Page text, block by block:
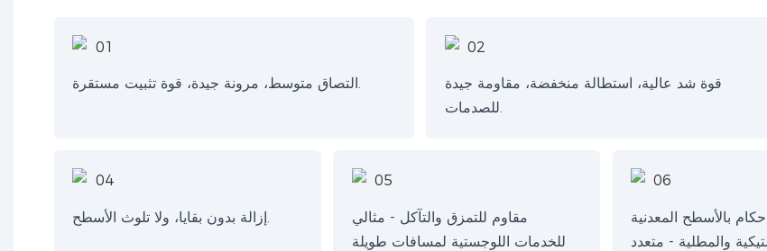
التصاق متوسط، مرونة جيدة، قوة تثبيت مستقرة.
قوة شد عالية، استطالة منخفضة، مقاومة جيدة
للصدمات.
مقاوم للتمزق والتآكل - مثالي
للخدمات اللوجستية لمسافات طويلة
بالأسطح المعدنية
والمطلية - متعدد